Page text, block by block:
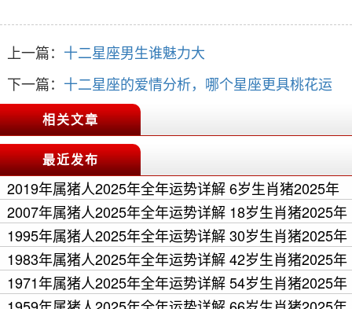
上一篇： 十二星座男生谁魅力大
下一篇： 十二星座的爱情分析，哪个星座更具桃花运
相关文章
最近发布
2019年属猪人2025年全年运势详解 6岁生肖猪2025年
每月运程 >>
2007年属猪人2025年全年运势详解 18岁生肖猪2025年
每月运程 >>
1995年属猪人2025年全年运势详解 30岁生肖猪2025年
每月运程 >>
1983年属猪人2025年全年运势详解 42岁生肖猪2025年
每月运程 >>
1971年属猪人2025年全年运势详解 54岁生肖猪2025年